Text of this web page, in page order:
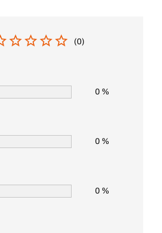
(0)
0 %
0 %
0 %